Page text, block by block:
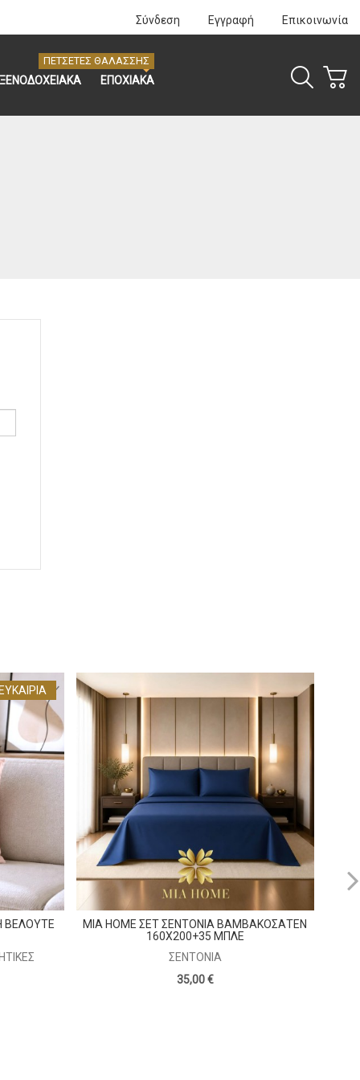
Σύνδεση Εγγραφή Επικοινωνία
ΞΕΝΟΔΟΧΕΙΑΚΑ ΕΠΟΧΙΑΚΑ
ΠΕΤΣΕΤΕΣ ΘΑΛΑΣΣΗΣ
ΕΥΚΑΙΡΊΑ
ΒΕΛΟΥΤΕ
MIA HOME ΣΕΤ ΣΕΝΤΟΝΙΑ ΒΑΜΒΑΚΟΣΑΤΕΝ
160Χ200+35 ΜΠΛΕ
ΣΕΝΤΌΝΙΑ
35,00 €